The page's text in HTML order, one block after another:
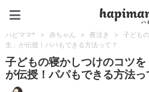
ハピママ* > 赤ちゃん > 夜泣き >
子ども
生」が伝授！パパもできる方法って？
子どもの寝かしつけのコツを
が伝授！パパもできる方法っ